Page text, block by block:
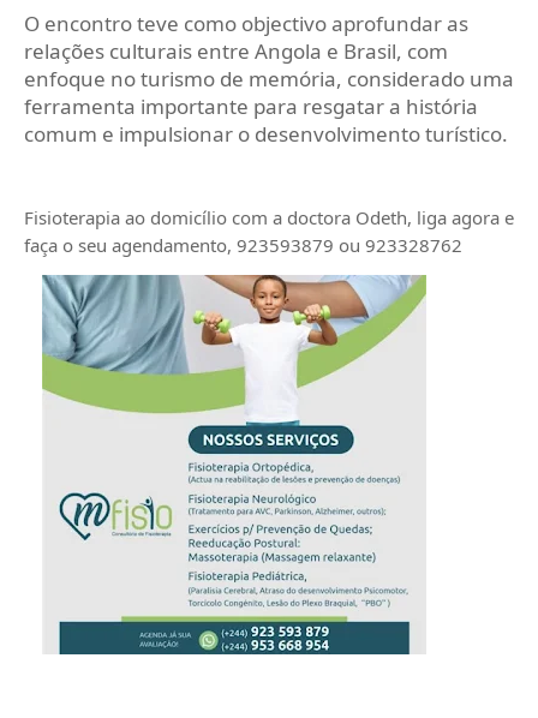
O encontro teve como objectivo aprofundar as
relações culturais entre Angola e Brasil, com
enfoque no turismo de memória, considerado uma
ferramenta importante para resgatar a história
comum e impulsionar o desenvolvimento turístico.
Fisioterapia ao domicílio com a doctora Odeth, liga agora e
faça o seu agendamento, 923593879 ou 923328762